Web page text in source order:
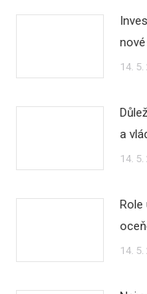
14. 5.
a
14. 5.
Role
14. 5.